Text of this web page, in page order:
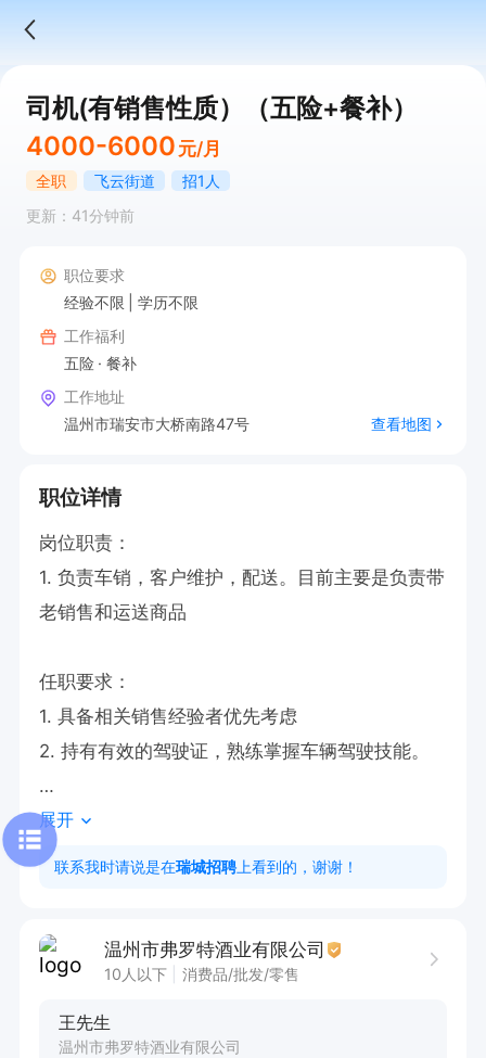
司机(有销售性质）（五险+餐补）
4000-6000 元/月
全职 飞云街道
招1人
更新：41分钟前
职位要求
经验不限
学历不限
工作福利
五险
餐补
工作地址
温州市瑞安市大桥南路47号
查看地图
职位详情
岗位职责：
1. 负责车销，客户维护，配送。目前主要是负责带
老销售和运送商品
任职要求：
1. 具备相关销售经验者优先考虑
2. 持有有效的驾驶证，熟练掌握车辆驾驶技能。
薪资待遇：
底薪（4000-6000）+提成，有餐补，正式入职有
展开
联系我时请说是在瑞城招聘 上看到的，谢谢！
温州市弗罗特酒业有限公司
10人以下 消费品/批发/零售
王先生
温州市弗罗特酒业有限公司